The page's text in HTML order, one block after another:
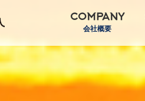
COMPANY
会社概要